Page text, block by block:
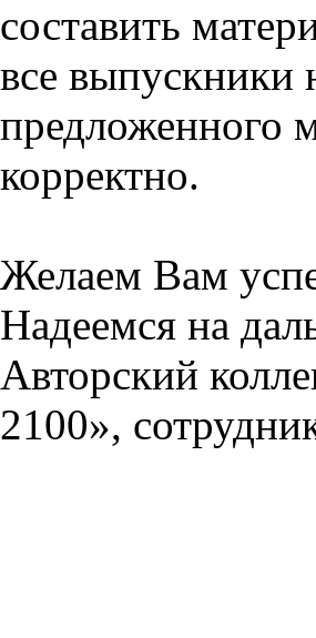
составить
все выпускники
предложенного
корректно.
Желаем Вам
Надеемся на
Авторский
2100»,